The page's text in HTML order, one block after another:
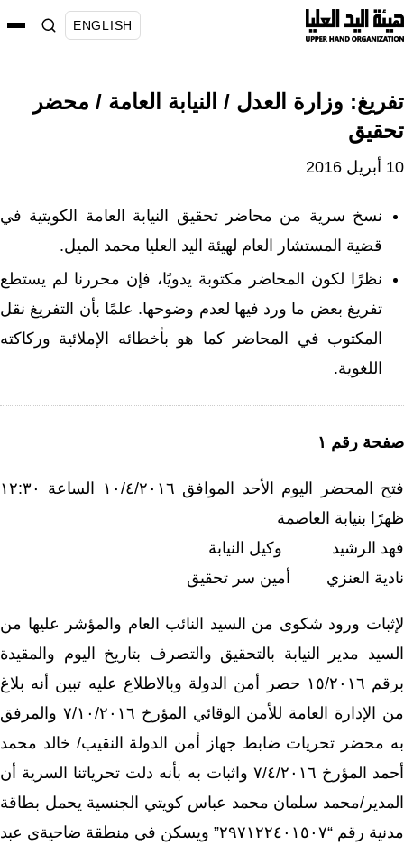
انتقل
إلى
ENGLISH
تفريغ: وزارة العدل / النيابة العامة / محضر
تحقيق
10 أبريل 2016
نسخ سرية من محاضر تحقيق النيابة العامة الكويتية في
قضية المستشار العام لهيئة اليد العليا محمد الميل.
نظرًا لكون المحاضر مكتوبة يدويًا، فإن محررنا لم يستطع
تفريغ بعض ما ورد فيها لعدم وضوحها. علمًا بأن التفريغ نقل
المكتوب في المحاضر كما هو بأخطائه الإملائية وركاكته
اللغوية.
صفحة رقم ١
فتح المحضر اليوم الأحد الموافق ١٠/٤/٢٠١٦ الساعة ١٢:٣٠
ظهرًا بنيابة العاصمة
فهد الرشيد وكيل النيابة
نادية العنزي أمين سر تحقيق
لإثبات ورود شكوى من السيد النائب العام والمؤشر عليها من
السيد مدير النيابة بالتحقيق والتصرف بتاريخ اليوم والمقيدة
برقم ١٥/٢٠١٦ حصر أمن الدولة وبالاطلاع عليه تبين أنه بلاغ
من الإدارة العامة للأمن الوقائي المؤرخ ٧/١٠/٢٠١٦ والمرفق
به محضر تحريات ضابط جهاز أمن الدولة النقيب/ خالد محمد
أحمد المؤرخ ٧/٤/٢٠١٦ واثبات به بأنه دلت تحرياتنا السرية أن
المدير/محمد سلمان محمد عباس كويتي الجنسية يحمل بطاقة
مدنية رقم “٢٩٧١٢٢٤٠١٥٠٧” ويسكن في منطقة ضاحيةى عبد